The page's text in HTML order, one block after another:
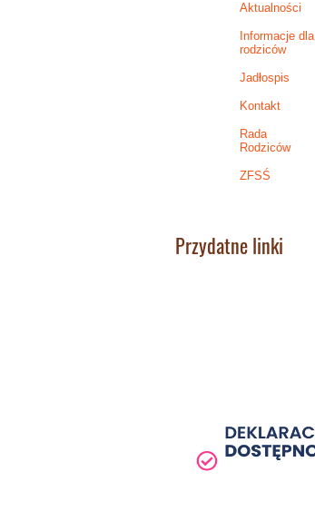
Aktualności
Informacje dla
rodziców
Jadłospis
Kontakt
Rada
Rodziców
ZFSŚ
Przydatne linki